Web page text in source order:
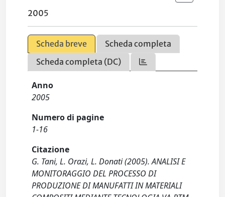
2005
Scheda breve
Scheda completa
Scheda completa (DC)
Anno
2005
Numero di pagine
1-16
Citazione
G. Tani, L. Orazi, L. Donati (2005). ANALISI E
MONITORAGGIO DEL PROCESSO DI
PRODUZIONE DI MANUFATTI IN MATERIALI